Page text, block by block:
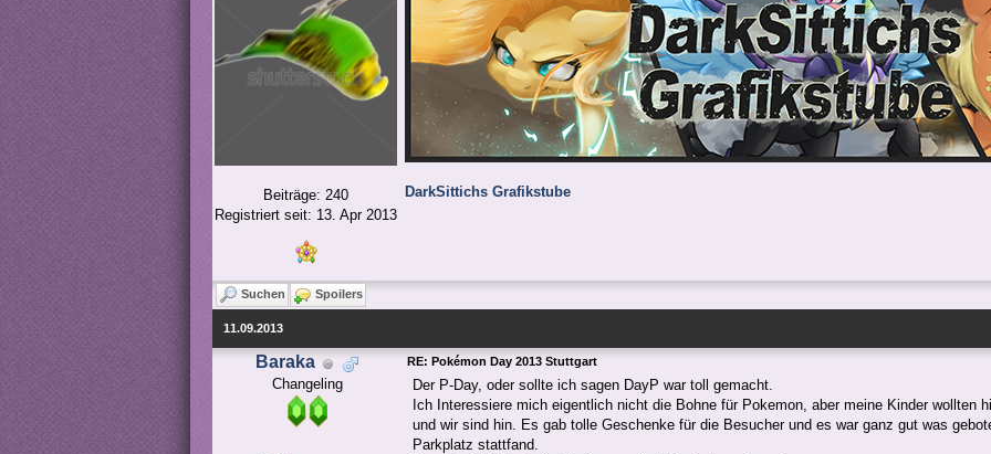
Beiträge: 240
Registriert seit: 13. Apr 2013
DarkSittichs Grafikstube
Suchen Spoilers
11.09.2013
Baraka
Changeling
RE: Pokémon Day 2013 Stuttgart
Der P-Day, oder sollte ich sagen DayP war toll gemacht.
Ich Interessiere mich eigentlich nicht die Bohne für Pokemon, aber meine Kinder wollten
und wir sind hin. Es gab tolle Geschenke für die Besucher und es war ganz gut was
Parkplatz stattfand.